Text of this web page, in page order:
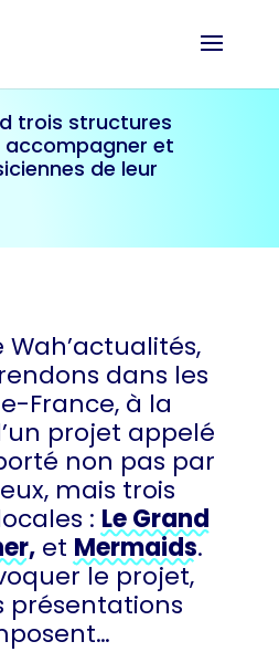
trois structures
accompagner et
de leur
Wah’actualités,
dans les
France, à la
projet appelé
non pas par
mais trois
: Le Grand
et Mermaids.
le projet,
présentations